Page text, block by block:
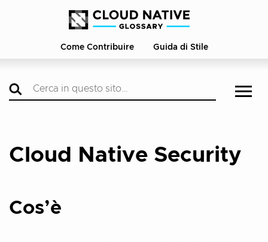
Come Contribuire Guida di Stile
Cloud Native Security
Cos’è